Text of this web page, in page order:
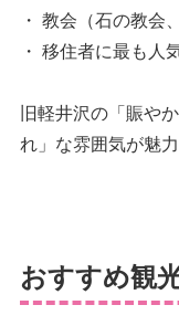
・ 教会（石の教会
・ 移住者に最も人
旧軽井沢の「賑や
れ」な雰囲気が魅力
おすすめ観